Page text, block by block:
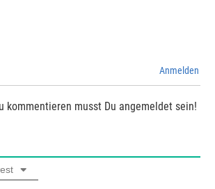
Anmelden
kommentieren musst Du angemeldet sein!